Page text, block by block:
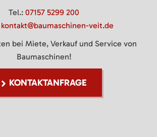
Tel.: 07157 5299 200
kontakt@baumaschinen-veit.de
bei Miete, Verkauf und Service von
Baumaschinen!
KONTAKTANFRAGE